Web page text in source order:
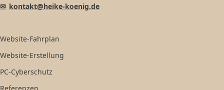
✉ kontakt@heike-koenig.de
Website-Fahrplan
Website-Erstellung
PC-Cyberschutz